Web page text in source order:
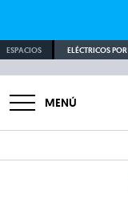
ESPACIOS ELÉCTRICOS POR
MENÚ